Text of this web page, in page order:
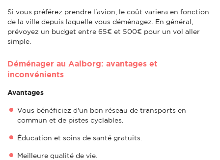
Si vous préférez prendre l'avion, le coût variera en fonction
de la ville depuis laquelle vous déménagez. En général,
prévoyez un budget entre 65€ et 500€ pour un vol aller
simple.
Déménager au Aalborg: avantages et
inconvénients
Avantages
Vous bénéficiez d'un bon réseau de transports en
commun et de pistes cyclables.
Éducation et soins de santé gratuits.
Meilleure qualité de vie.